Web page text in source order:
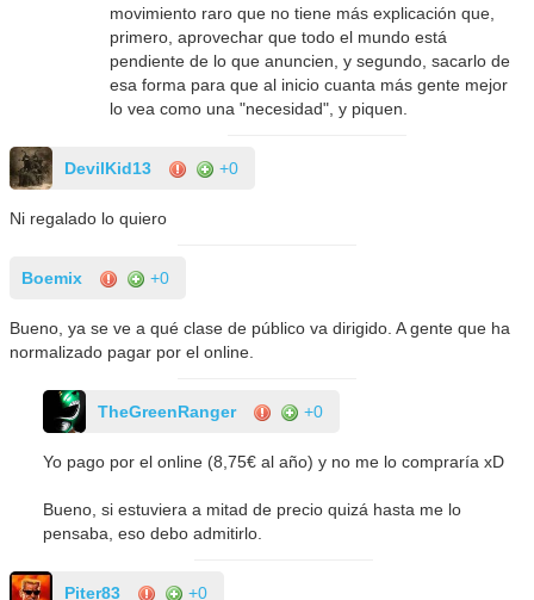
movimiento raro que no tiene más explicación que,
primero, aprovechar que todo el mundo está
pendiente de lo que anuncien, y segundo, sacarlo de
esa forma para que al inicio cuanta más gente mejor
lo vea como una "necesidad", y piquen.
DevilKid13 +0
Ni regalado lo quiero
Boemix +0
Bueno, ya se ve a qué clase de público va dirigido. A gente que ha
normalizado pagar por el online.
TheGreenRanger +0
Yo pago por el online (8,75€ al año) y no me lo compraría xD
Bueno, si estuviera a mitad de precio quizá hasta me lo
pensaba, eso debo admitirlo.
Piter83 +0